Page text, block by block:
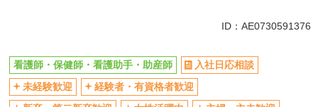
経験者・有資格者歓迎
新卒・第二新卒歓迎
女性活躍中
主婦・主夫歓迎
ID：AE0730591376
看護師・保健師・看護助手・助産師
入社日応相談
未経験歓迎
経験者・有資格者歓迎